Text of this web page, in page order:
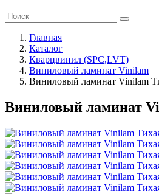
Главная
Каталог
Кварцвинил (SPC,LVT)
Виниловый ламинат Vinilam
Виниловый ламинат Vinilam
Виниловый ламинат